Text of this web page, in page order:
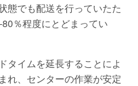
態でも配送を行っていたた
％程度にとどまってい
タイムを延長することによ
れ、センターの作業が安定